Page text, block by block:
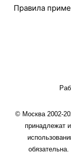
Правила
© Москва 2002-
принадлежат
обязательна.